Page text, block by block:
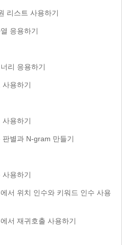
리스트 사용하기
응용하기
리 응용하기
사용하기
사용하기
판별과 N-gram 만들기
사용하기
서 위치 인수와 키워드 인수 사용
서 재귀호출 사용하기